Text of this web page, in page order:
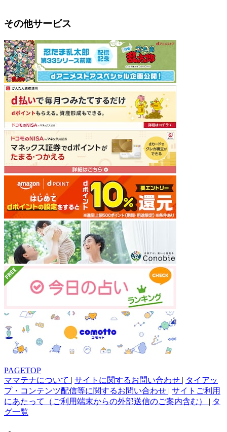
その他サービス
PAGETOP
ママテナについて | サイトに関するお問い合わせ | タイアッ
プ・コンテンツ配信等に関するお問い合わせ | サイトご利用
にあたって（ご利用端末からの外部送信のご案内含む） | タ
グ一覧